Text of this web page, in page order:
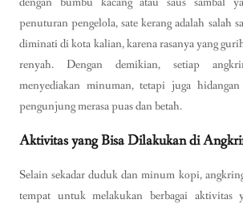
penuturan pengelola, sate kerang adalah salah
diminati di kota kalian, karena rasanya yang
renyah. Dengan demikian, setiap
menyediakan minuman, tetapi juga
pengunjung merasa puas dan betah.
Aktivitas yang Bisa Dilakukan di
Selain sekadar duduk dan minum kopi,
tempat untuk melakukan berbagai aktivitas